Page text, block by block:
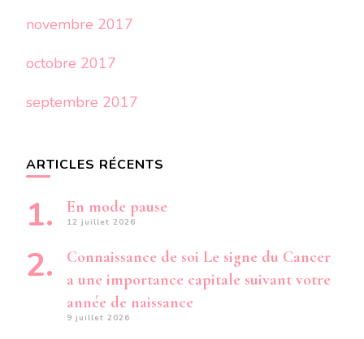
novembre 2017
octobre 2017
septembre 2017
ARTICLES RÉCENTS
En mode pause
12 juillet 2026
Connaissance de soi Le signe du Cancer
a une importance capitale suivant votre
année de naissance
9 juillet 2026